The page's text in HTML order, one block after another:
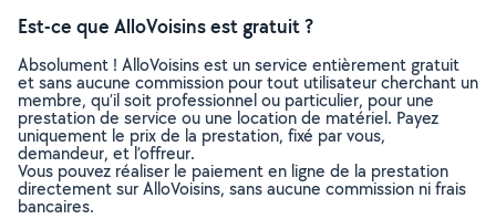
Est-ce que AlloVoisins est gratuit ?
Absolument ! AlloVoisins est un service entièrement gratuit
et sans aucune commission pour tout utilisateur cherchant un
membre, qu’il soit professionnel ou particulier, pour une
prestation de service ou une location de matériel. Payez
uniquement le prix de la prestation, fixé par vous,
demandeur, et l’offreur.
Vous pouvez réaliser le paiement en ligne de la prestation
directement sur AlloVoisins, sans aucune commission ni frais
bancaires.